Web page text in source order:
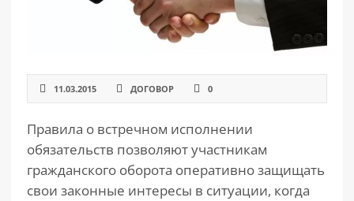
11.03.2015 ДОГОВОР 0
Правила о встречном исполнении
обязательств позволяют участникам
гражданского оборота оперативно защищать
свои законные интересы в ситуации, когда